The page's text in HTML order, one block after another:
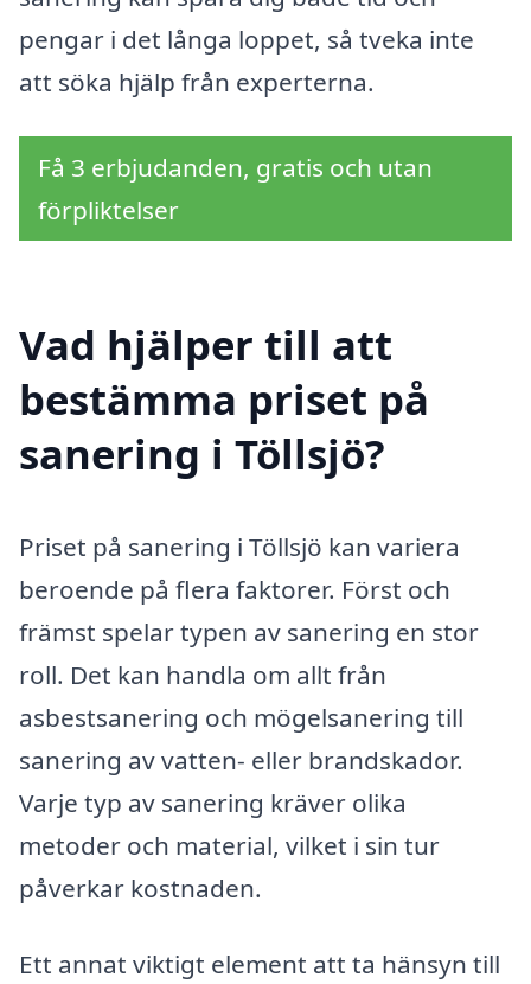
pengar i det långa loppet, så tveka inte
att söka hjälp från experterna.
Få 3 erbjudanden, gratis och utan
förpliktelser
Vad hjälper till att
bestämma priset på
sanering i Töllsjö?
Priset på sanering i Töllsjö kan variera
beroende på flera faktorer. Först och
främst spelar typen av sanering en stor
roll. Det kan handla om allt från
asbestsanering och mögelsanering till
sanering av vatten- eller brandskador.
Varje typ av sanering kräver olika
metoder och material, vilket i sin tur
påverkar kostnaden.
Ett annat viktigt element att ta hänsyn till